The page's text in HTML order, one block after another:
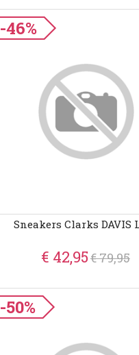
-46%
Sneakers Clarks DAVIS
€ 42,95€ 79,95
-50%